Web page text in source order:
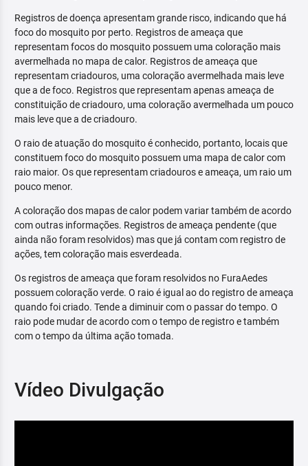
Registros de doença apresentam grande risco, indicando que há
foco do mosquito por perto. Registros de ameaça que
representam focos do mosquito possuem uma coloração mais
avermelhada no mapa de calor. Registros de ameaça que
representam criadouros, uma coloração avermelhada mais leve
que a de foco. Registros que representam apenas ameaça de
constituição de criadouro, uma coloração avermelhada um pouco
mais leve que a de criadouro.
O raio de atuação do mosquito é conhecido, portanto, locais que
constituem foco do mosquito possuem uma mapa de calor com
raio maior. Os que representam criadouros e ameaça, um raio um
pouco menor.
A coloração dos mapas de calor podem variar também de acordo
com outras informações. Registros de ameaça pendente (que
ainda não foram resolvidos) mas que já contam com registro de
ações, tem coloração mais esverdeada.
Os registros de ameaça que foram resolvidos no FuraAedes
possuem coloração verde. O raio é igual ao do registro de ameaça
quando foi criado. Tende a diminuir com o passar do tempo. O
raio pode mudar de acordo com o tempo de registro e também
com o tempo da última ação tomada.
Vídeo Divulgação